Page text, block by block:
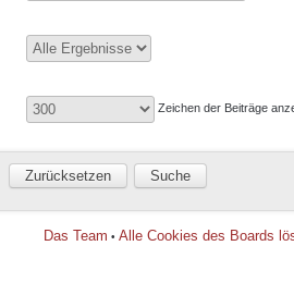
Zeichen der Beiträge
Das Team • Alle Cookies des Boards